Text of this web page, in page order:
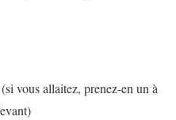
vous allaitez, prenez-en un à